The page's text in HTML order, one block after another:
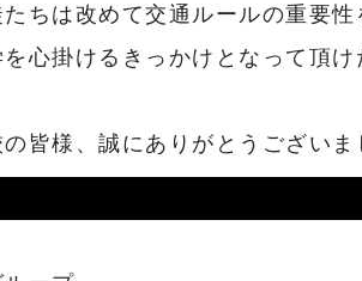
ちは改めて交通ルールの重要
心掛けるきっかけとなって頂け
皆様、誠にありがとうございま